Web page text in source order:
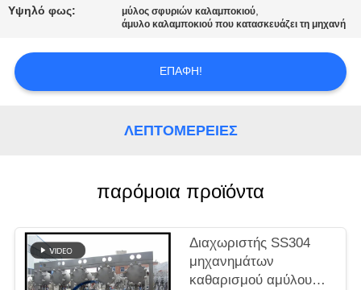
ΖΗΤΉΣΤΕ
ΑΠΌΣΠΑΣΜΑ
SITEMAP
PRIVACY
POLICY
Υψηλό φως: μύλος σφυριών καλαμποκιού,
άμυλο καλαμποκιού που κατασκευάζει τη μηχανή
ΕΠΑΦΉ!
ΛΕΠΤΟΜΈΡΕΙΕΣ
παρόμοια προϊόντα
Διαχωριστής SS304
μηχανημάτων
καθαρισμού αμύλου